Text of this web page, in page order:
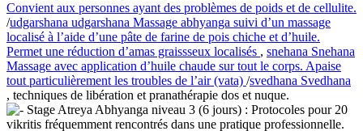
Convient aux personnes ayant des problèmes de poids et de cellulite.
/udgarshana udgarshana Massage abhyanga suivi d’un massage
localisé à l’aide d’une pâte de farine de pois chiche et d’huile.
Permet une réduction d’amas graissseux localisés , snehana Snehana
Massage avec application d’huile chaude sur tout le corps. Apaise
tout particulièrement les troubles de l’air (vata) /svedhana Svedhana
, techniques de libération et pranathérapie dos et nuque.
Stage Atreya Abhyanga niveau 3 (6 jours) : Protocoles pour 20
vikritis fréquemment rencontrés dans une pratique professionnelle.